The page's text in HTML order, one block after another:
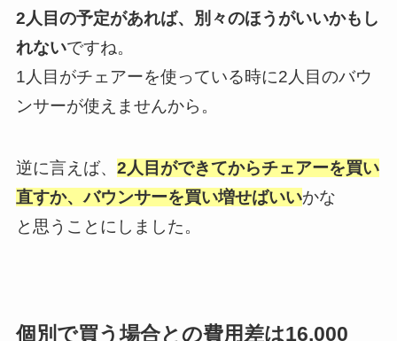
2人目の予定があれば、別々のほうがいいかもし
れないですね。
1人目がチェアーを使っている時に2人目のバウ
ンサーが使えませんから。
逆に言えば、 2人目ができてからチェアーを買い
直すか、バウンサーを買い増せばいいかな
と思うことにしました。
個別で買う場合との費用差は16,000